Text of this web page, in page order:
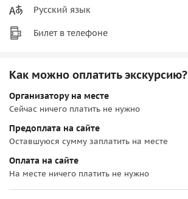
Русский язык
Билет в телефоне
Как можно оплатить экскурсию?
Организатору на месте
Сейчас ничего платить не нужно
Предоплата на сайте
Оставшуюся сумму заплатить на месте
Оплата на сайте
На месте ничего платить не нужно